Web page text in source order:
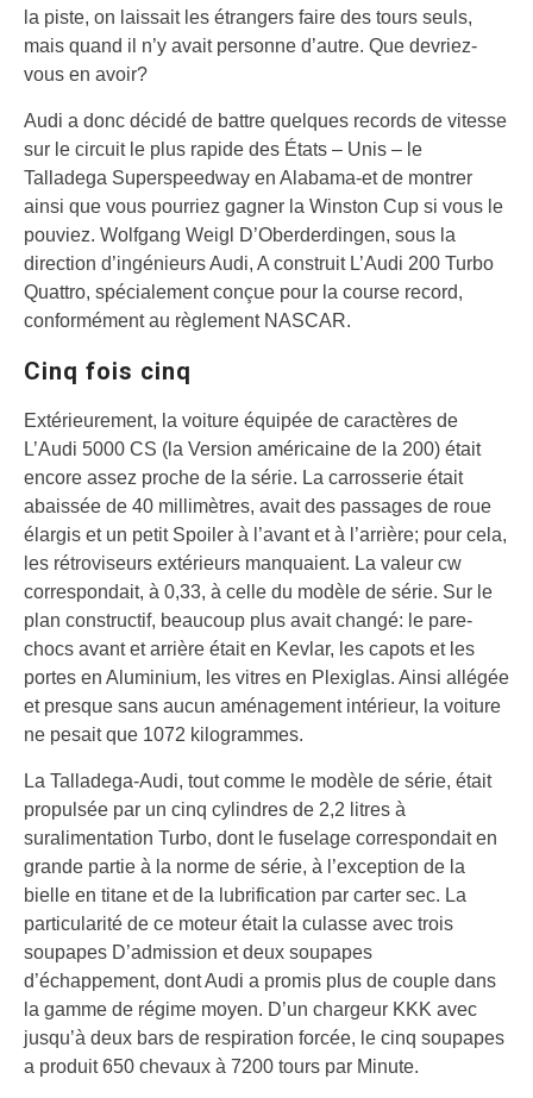
la piste, on laissait les étrangers faire des tours seuls,
mais quand il n’y avait personne d’autre. Que devriez-
vous en avoir?
Audi a donc décidé de battre quelques records de vitesse
sur le circuit le plus rapide des États – Unis – le
Talladega Superspeedway en Alabama-et de montrer
ainsi que vous pourriez gagner la Winston Cup si vous le
pouviez. Wolfgang Weigl D’Oberderdingen, sous la
direction d’ingénieurs Audi, A construit L’Audi 200 Turbo
Quattro, spécialement conçue pour la course record,
conformément au règlement NASCAR.
Cinq fois cinq
Extérieurement, la voiture équipée de caractères de
L’Audi 5000 CS (la Version américaine de la 200) était
encore assez proche de la série. La carrosserie était
abaissée de 40 millimètres, avait des passages de roue
élargis et un petit Spoiler à l’avant et à l’arrière; pour cela,
les rétroviseurs extérieurs manquaient. La valeur cw
correspondait, à 0,33, à celle du modèle de série. Sur le
plan constructif, beaucoup plus avait changé: le pare-
chocs avant et arrière était en Kevlar, les capots et les
portes en Aluminium, les vitres en Plexiglas. Ainsi allégée
et presque sans aucun aménagement intérieur, la voiture
ne pesait que 1072 kilogrammes.
La Talladega-Audi, tout comme le modèle de série, était
propulsée par un cinq cylindres de 2,2 litres à
suralimentation Turbo, dont le fuselage correspondait en
grande partie à la norme de série, à l’exception de la
bielle en titane et de la lubrification par carter sec. La
particularité de ce moteur était la culasse avec trois
soupapes D’admission et deux soupapes
d’échappement, dont Audi a promis plus de couple dans
la gamme de régime moyen. D’un chargeur KKK avec
jusqu’à deux bars de respiration forcée, le cinq soupapes
a produit 650 chevaux à 7200 tours par Minute.